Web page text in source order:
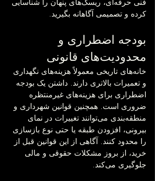
کرده و تصمیمی آگاهانه بگیرید.
بودجه اضطراری و
محدودیت‌های قانونی
خانه‌های تاریخی معمولاً هزینه‌های نگهداری
و تعمیرات بالاتری دارند. داشتن یک بودجه
اضطراری برای هزینه‌های غیرمنتظره
ضروری است. همچنین قوانین شهرداری و
منطقه‌بندی می‌توانند تغییرات در نمای
بیرونی، افزودن طبقه یا حتی نوع بازسازی
را محدود کنند. آگاهی از این قوانین قبل از
خرید، از بروز مشکلات حقوقی و مالی
جلوگیری می‌کند.